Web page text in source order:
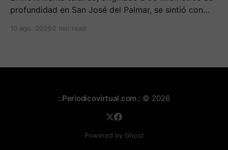
profundidad en San José del Palmar, se sintió con
preliminares de daños en edificaciones.
10 ago. 2026 2 min read
:.Periodicovirtual.com.: © 2026
Powered by Ghost